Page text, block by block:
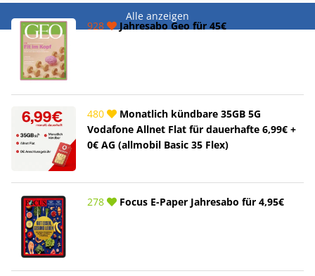
Alle anzeigen
928 Jahresabo Geo für 45€
480
Monatlich kündbare 35GB 5G
Vodafone Allnet Flat für dauerhafte 6,99€ +
0€ AG (allmobil Basic 35 Flex)
278 Focus E-Paper Jahresabo für 4,95€